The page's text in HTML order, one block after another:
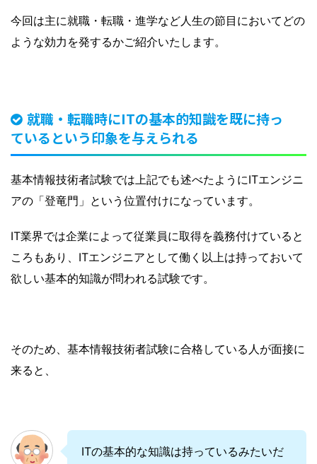
今回は主に就職・転職・進学など人生の節目においてどの
ような効力を発するかご紹介いたします。
就職・転職時にITの基本的知識を既に持っ
ているという印象を与えられる
基本情報技術者試験では上記でも述べたようにITエンジニ
アの「登竜門」という位置付けになっています。
IT業界では企業によって従業員に取得を義務付けていると
ころもあり、ITエンジニアとして働く以上は持っておいて
欲しい基本的知識が問われる試験です。
そのため、基本情報技術者試験に合格している人が面接に
来ると、
ITの基本的な知識は持っているみたいだ